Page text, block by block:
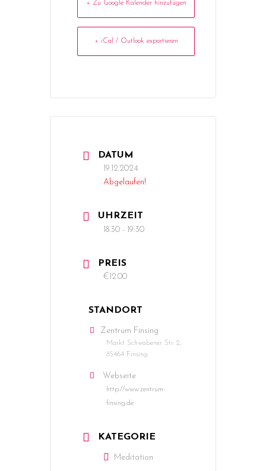
+ Zu Google Kalender hinzufügen
+ iCal / Outlook exportieren
DATUM
19.12.2024
Abgelaufen!
UHRZEIT
18:30 - 19:30
PREIS
€12.00
STANDORT
Zentrum Finsing
Markt Schwabener Str. 2,
85464 Finsing
Webseite
http://www.zentrum-
finsing.de
KATEGORIE
Meditation